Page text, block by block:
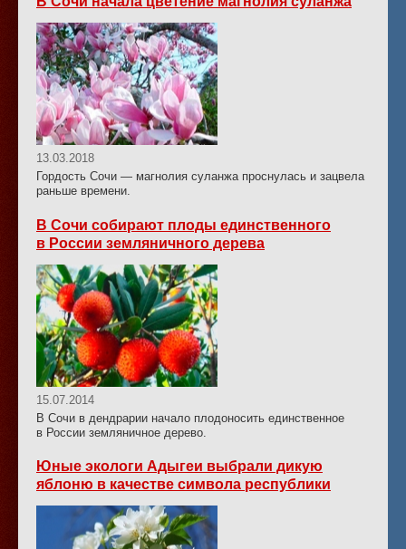
13.03.2018
Гордость Сочи — магнолия суланжа проснулась и зацвела
раньше времени.
В Сочи собирают плоды единственного
в России земляничного дерева
15.07.2014
В Сочи в дендрарии начало плодоносить единственное
в России земляничное дерево.
Юные экологи Адыгеи выбрали дикую
яблоню в качестве символа республики